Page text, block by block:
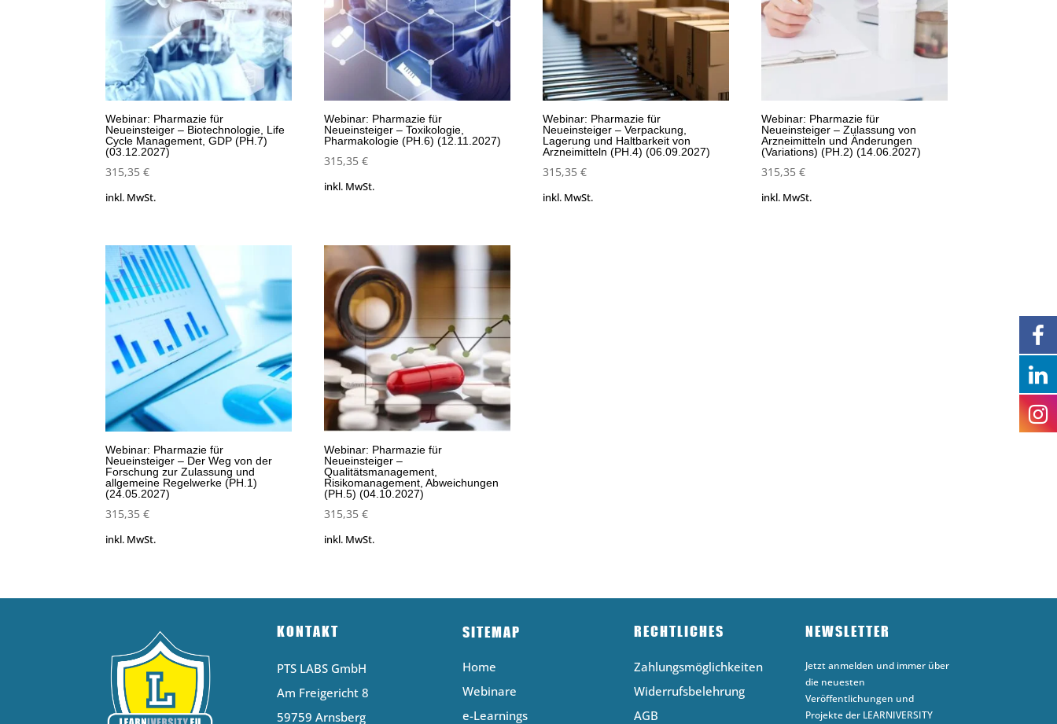
Webinar: Pharmazie für
Neueinsteiger – Biotechnologie, Life
Cycle Management, GDP (PH.7)
(03.12.2027)
315,35€
inkl. MwSt.
Webinar: Pharmazie für
Neueinsteiger – Toxikologie,
Pharmakologie (PH.6) (12.11.2027)
315,35€
inkl. MwSt.
Webinar: Pharmazie für
Neueinsteiger – Verpackung,
Lagerung und Haltbarkeit von
Arzneimitteln (PH.4) (06.09.2027)
315,35€
inkl. MwSt.
Webinar: Pharmazie für
Neueinsteiger – Zulassung von
Arzneimitteln und Änderungen
(Variations) (PH.2) (14.06.2027)
315,35€
inkl. MwSt.
Webinar: Pharmazie für
Neueinsteiger – Der Weg von der
Forschung zur Zulassung und
allgemeine Regelwerke (PH.1)
(24.05.2027)
315,35€
inkl. MwSt.
Webinar: Pharmazie für
Neueinsteiger –
Qualitätsmanagement,
Risikomanagement, Abweichungen
(PH.5) (04.10.2027)
315,35€
inkl. MwSt.
KONTAKT
PTS LABS GmbH
Am Freigericht 8
59759 Arnsberg
SITEMAP
Home
Webinare
e-Learnings
RECHTLICHES
Zahlungsmöglichkeiten
Widerrufsbelehrung
AGB
NEWSLETTER
Jetzt anmelden und immer über
die neuesten
Veröffentlichungen und
Projekte der LEARNIVERSITY